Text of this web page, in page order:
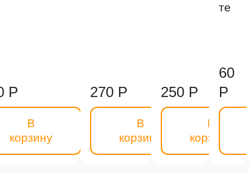
Р
В
корзину
270 Р
В
корзину
250 Р
В
корзину
те
60
Р